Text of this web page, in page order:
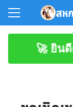
Skip
content
สห
🚀 ยินดีต้